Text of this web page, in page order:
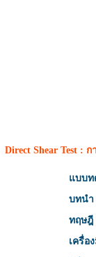
Direct Shear Test :
แบบท
บทนำ
ทฤษฎี
เครื่อ